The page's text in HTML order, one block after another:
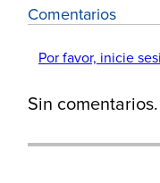
Comentarios
Por favor, inicie
Sin comentarios.